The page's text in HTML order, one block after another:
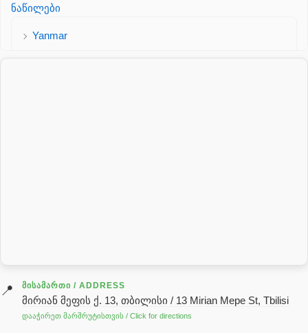
ნაწილები
Yanmar
გადაცემათა კოლოფის ზეთი( კარობკის ზეთი)
ძრავის ზეთი
ჰიდრავლიკის ზეთი
📍 ᲛᲘᲡᲐᲛᲐᲠᲗᲘ / ADDRESS
მირიან მეფის ქ. 13, თბილისი / 13 Mirian Mepe St, Tbilisi
დააჭირეთ მარშრუტისთვის / Click for directions